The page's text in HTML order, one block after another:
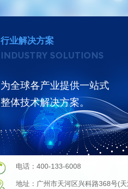
行业解决方案
INDUSTRY SOLUTIONS
为全球各产业提供一站式
整体技术解决方案。
电话：400-133-6008
地址：广州市天河区兴科路368号(